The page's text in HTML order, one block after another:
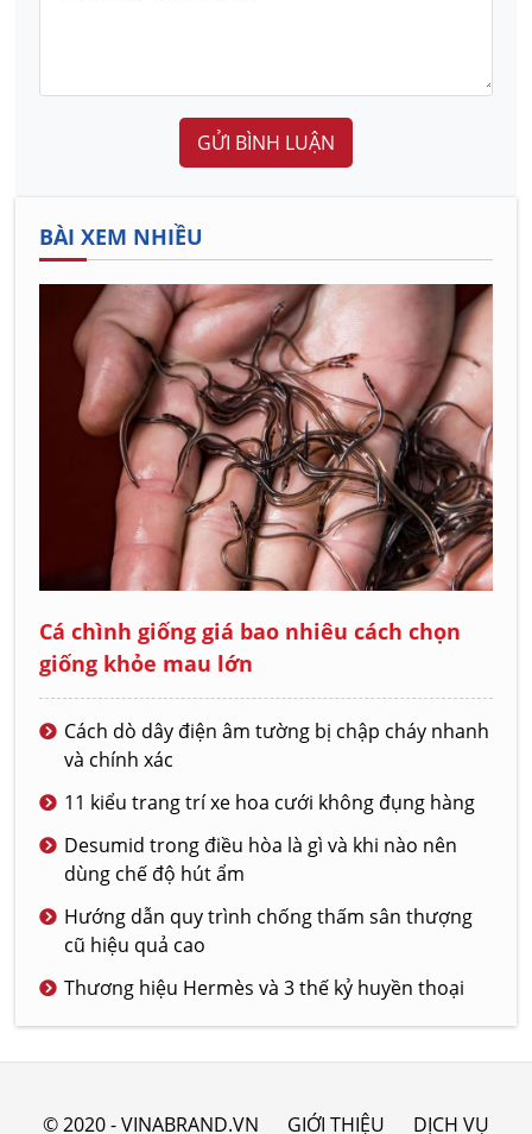
GỬI BÌNH LUẬN
BÀI XEM NHIỀU
Cá chình giống giá bao nhiêu cách chọn
giống khỏe mau lớn
Cách dò dây điện âm tường bị chập cháy nhanh
và chính xác
11 kiểu trang trí xe hoa cưới không đụng hàng
Desumid trong điều hòa là gì và khi nào nên
dùng chế độ hút ẩm
Hướng dẫn quy trình chống thấm sân thượng
cũ hiệu quả cao
Thương hiệu Hermès và 3 thế kỷ huyền thoại
© 2020 - VINABRAND.VN GIỚI THIỆU DỊCH VỤ